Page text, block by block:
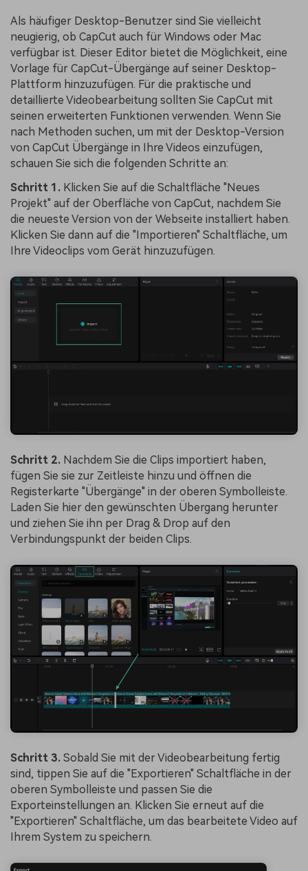
Als häufiger Desktop-Benutzer sind Sie vielleicht
neugierig, ob CapCut auch für Windows oder Mac
verfügbar ist. Dieser Editor bietet die Möglichkeit, eine
Vorlage für CapCut-Übergänge auf seiner Desktop-
Plattform hinzuzufügen. Für die praktische und
detaillierte Videobearbeitung sollten Sie CapCut mit
seinen erweiterten Funktionen verwenden. Wenn Sie
nach Methoden suchen, um mit der Desktop-Version
von CapCut Übergänge in Ihre Videos einzufügen,
schauen Sie sich die folgenden Schritte an:
Schritt 1. Klicken Sie auf die Schaltfläche "Neues
Projekt" auf der Oberfläche von CapCut, nachdem Sie
die neueste Version von der Webseite installiert haben.
Klicken Sie dann auf die "Importieren" Schaltfläche, um
Ihre Videoclips vom Gerät hinzuzufügen.
Schritt 2. Nachdem Sie die Clips importiert haben,
fügen Sie sie zur Zeitleiste hinzu und öffnen die
Registerkarte "Übergänge" in der oberen Symbolleiste.
Laden Sie hier den gewünschten Übergang herunter
und ziehen Sie ihn per Drag & Drop auf den
Verbindungspunkt der beiden Clips.
Schritt 3. Sobald Sie mit der Videobearbeitung fertig
sind, tippen Sie auf die "Exportieren" Schaltfläche in der
oberen Symbolleiste und passen Sie die
Exporteinstellungen an. Klicken Sie erneut auf die
"Exportieren" Schaltfläche, um das bearbeitete Video auf
Ihrem System zu speichern.